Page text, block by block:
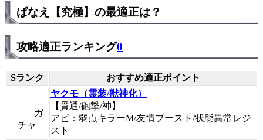
ぱなえ【究極】の最適正は？
攻略適正ランキング0
Sランク おすすめ適正ポイント
ガ
チャ
ヤクモ（霊装/獣神化）
【貫通/砲撃/神】
アビ：弱点キラーM/友情ブースト/状態異常レジ
スト